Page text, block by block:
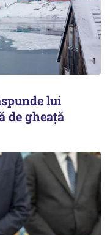
lui
de gheață